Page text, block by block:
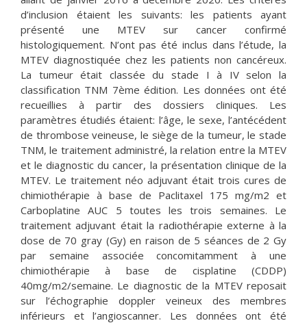
d’inclusion étaient les suivants: les patients ayant
présenté une MTEV sur cancer confirmé
histologiquement. N’ont pas été inclus dans l’étude, la
MTEV diagnostiquée chez les patients non cancéreux.
La tumeur était classée du stade I à IV selon la
classification TNM 7ème édition. Les données ont été
recueillies à partir des dossiers cliniques. Les
paramètres étudiés étaient: l’âge, le sexe, l’antécédent
de thrombose veineuse, le siège de la tumeur, le stade
TNM, le traitement administré, la relation entre la MTEV
et le diagnostic du cancer, la présentation clinique de la
MTEV. Le traitement néo adjuvant était trois cures de
chimiothérapie à base de Paclitaxel 175 mg/m2 et
Carboplatine AUC 5 toutes les trois semaines. Le
traitement adjuvant était la radiothérapie externe à la
dose de 70 gray (Gy) en raison de 5 séances de 2 Gy
par semaine associée concomitamment à une
chimiothérapie à base de cisplatine (CDDP)
40mg/m2/semaine. Le diagnostic de la MTEV reposait
sur l’échographie doppler veineux des membres
inférieurs et l’angioscanner. Les données ont été